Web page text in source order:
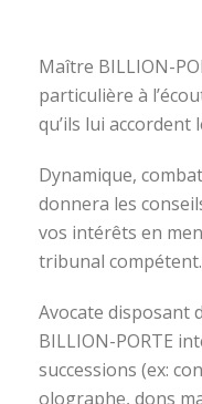
Maître BILLION-
particulière à
qu’ils lui accordent
Dynamique,
donnera les
vos intérêts en
tribunal compétent.
Avocate disposant
BILLION-PORTE
successions (ex:
olographe, dons